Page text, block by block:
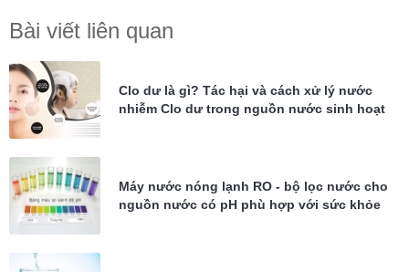
Bài viết liên quan
Clo dư là gì? Tác hại và cách xử lý nước
nhiễm Clo dư trong nguồn nước sinh hoạt
Máy nước nóng lạnh RO - bộ lọc nước cho
nguồn nước có pH phù hợp với sức khỏe